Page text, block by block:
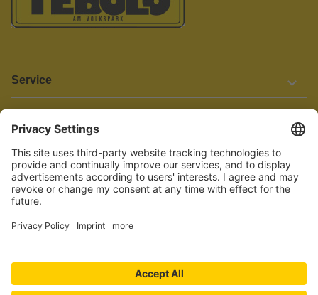
Service
Informationen
Barrierefreiheit
Wir bemühen uns, unsere Website barrierefrei zu gestalten.
Einige Inhalte und Funktionen sind derzeit jedoch noch nicht
vollständig zugänglich. Wenn Sie auf Barrieren stoßen oder Hilfe
benötigen, kontaktieren Sie uns bitte unter service[at]knutzen.de.
Vertrag widerrufen
© 2026 TEBOLO